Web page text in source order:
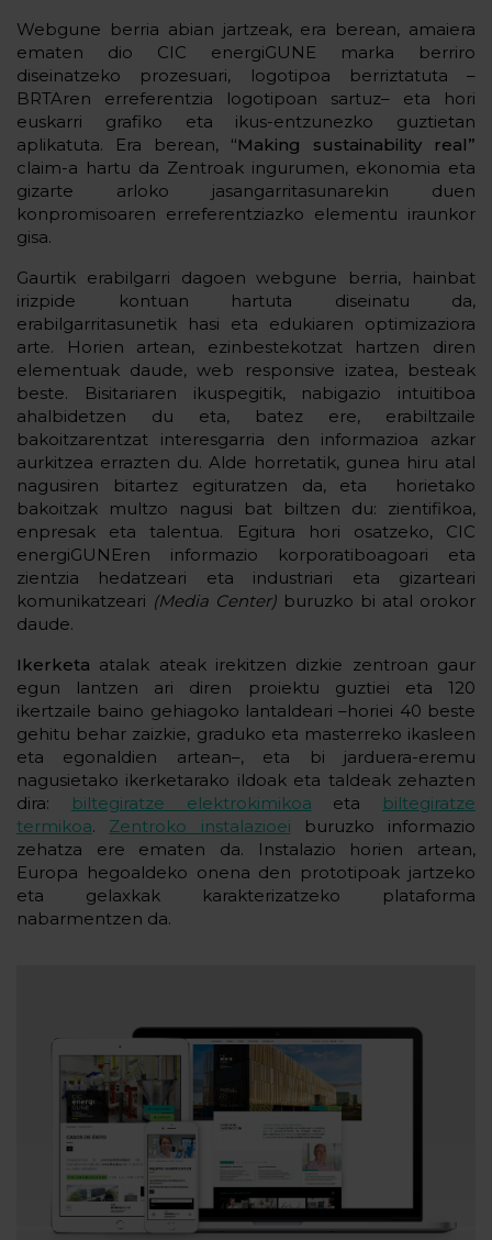
Webgune berria abian jartzeak, era berean, amaiera
ematen dio CIC energiGUNE marka berriro
diseinatzeko prozesuari, logotipoa berriztatuta –
BRTAren erreferentzia logotipoan sartuz– eta hori
euskarri grafiko eta ikus-entzunezko guztietan
aplikatuta. Era berean, “Making sustainability real”
claim-a hartu da Zentroak ingurumen, ekonomia eta
gizarte arloko jasangarritasunarekin duen
konpromisoaren erreferentziazko elementu iraunkor
gisa.
Gaurtik erabilgarri dagoen webgune berria, hainbat
irizpide kontuan hartuta diseinatu da,
erabilgarritasunetik hasi eta edukiaren optimizaziora
arte. Horien artean, ezinbestekotzat hartzen diren
elementuak daude, web responsive izatea, besteak
beste. Bisitariaren ikuspegitik, nabigazio intuitiboa
ahalbidetzen du eta, batez ere, erabiltzaile
bakoitzarentzat interesgarria den informazioa azkar
aurkitzea errazten du. Alde horretatik, gunea hiru atal
nagusiren bitartez egituratzen da, eta horietako
bakoitzak multzo nagusi bat biltzen du: zientifikoa,
enpresak eta talentua. Egitura hori osatzeko, CIC
energiGUNEren informazio korporatiboagoari eta
zientzia hedatzeari eta industriari eta gizarteari
komunikatzeari (Media Center) buruzko bi atal orokor
daude.
Ikerketa atalak ateak irekitzen dizkie zentroan gaur
egun lantzen ari diren proiektu guztiei eta 120
ikertzaile baino gehiagoko lantaldeari –horiei 40 beste
gehitu behar zaizkie, graduko eta masterreko ikasleen
eta egonaldien artean–, eta bi jarduera-eremu
nagusietako ikerketarako ildoak eta taldeak zehazten
dira:
biltegiratze elektrokimikoa eta
biltegiratze
termikoa. Zentroko instalazioei buruzko informazio
zehatza ere ematen da. Instalazio horien artean,
Europa hegoaldeko onena den prototipoak jartzeko
eta gelaxkak karakterizatzeko plataforma
nabarmentzen da.